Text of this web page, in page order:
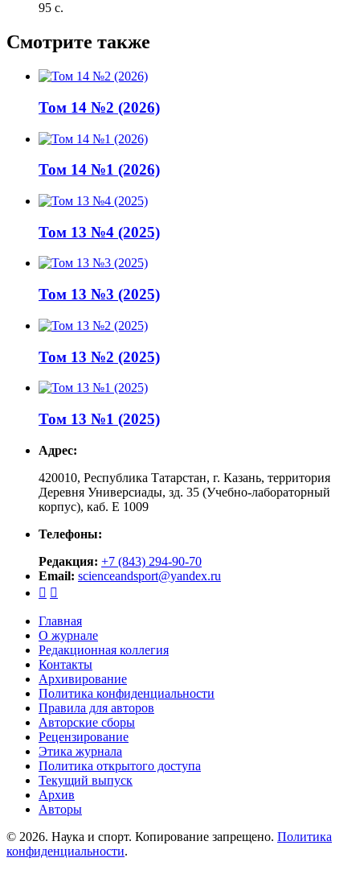
95 с.
Смотрите также
Том 14 №2 (2026)
Том 14 №1 (2026)
Том 13 №4 (2025)
Том 13 №3 (2025)
Том 13 №2 (2025)
Том 13 №1 (2025)
Адрес:
420010, Республика Татарстан, г. Казань, территория
Деревня Универсиады, зд. 35 (Учебно-лабораторный
корпус), каб. Е 1009
Телефоны:
Редакция: +7 (843) 294-90-70
Email: scienceandsport@yandex.ru
 
Главная
О журнале
Редакционная коллегия
Контакты
Архивирование
Политика конфиденциальности
Правила для авторов
Авторские сборы
Рецензирование
Этика журнала
Политика открытого доступа
Текущий выпуск
Архив
Авторы
© 2026. Наука и спорт. Копирование запрещено. Политика
конфиденциальности.